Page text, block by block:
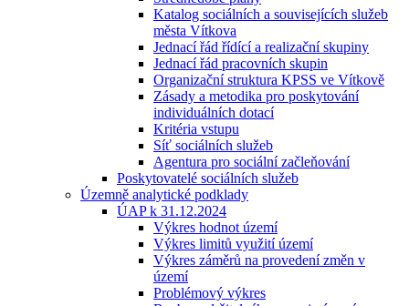
Katalog sociálních a souvisejících služeb
města Vítkova
Jednací řád řídící a realizační skupiny
Jednací řád pracovních skupin
Organizační struktura KPSS ve Vítkově
Zásady a metodika pro poskytování
individuálních dotací
Kritéria vstupu
Síť sociálních služeb
Agentura pro sociální začleňování
Poskytovatelé sociálních služeb
Územně analytické podklady
ÚAP k 31.12.2024
Výkres hodnot území
Výkres limitů využití území
Výkres záměrů na provedení změn v
území
Problémový výkres